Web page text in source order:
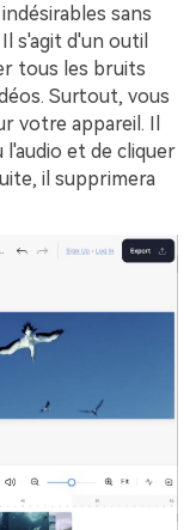
sans
s'agit d'un outil
tous les bruits
Surtout, vous
votre appareil. Il
et de cliquer
il supprimera